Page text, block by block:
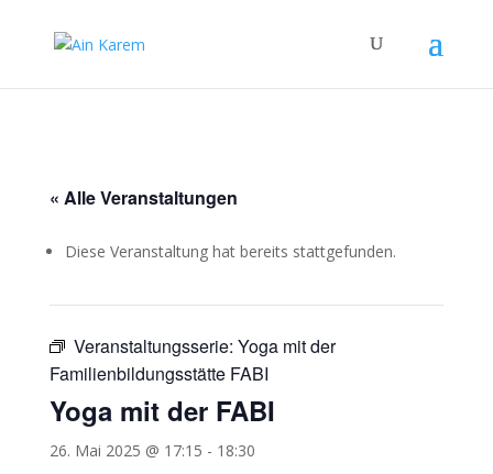
« Alle Veranstaltungen
Diese Veranstaltung hat bereits stattgefunden.
Veranstaltungsserie: Yoga mit der
Familienbildungsstätte FABI
Yoga mit der FABI
26. Mai 2025 @ 17:15 - 18:30